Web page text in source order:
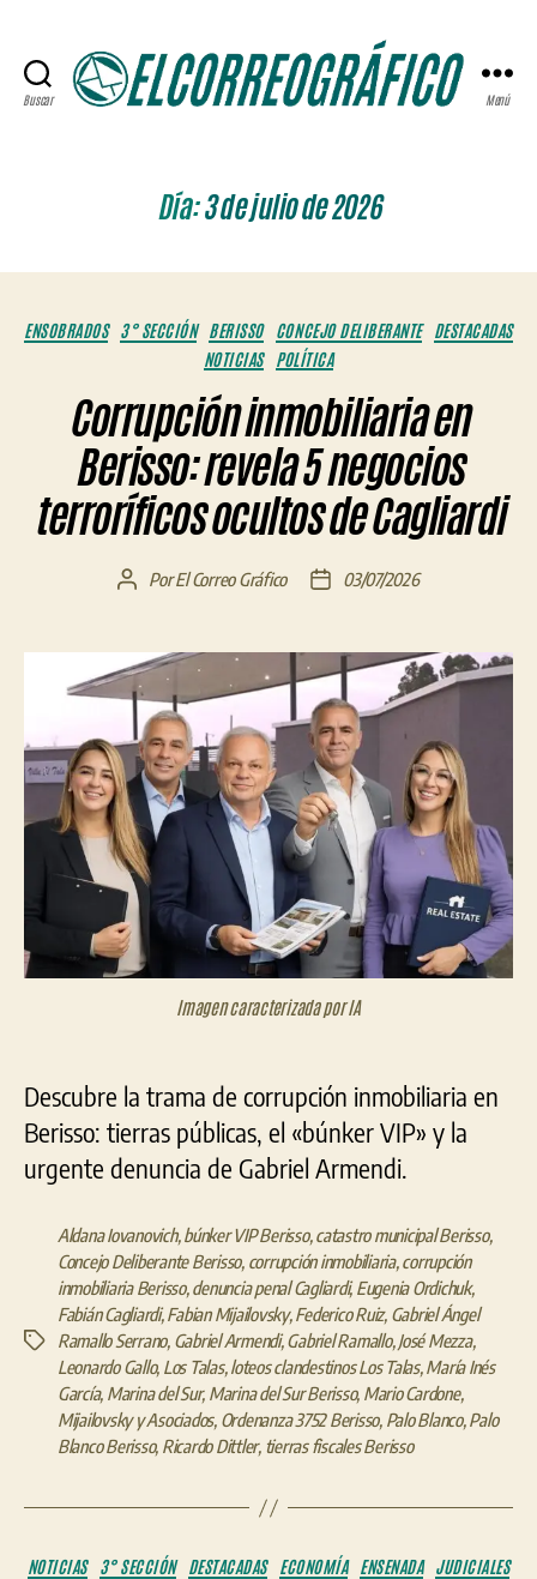
Buscar Menú
Día:3 de julio de 2026
Categorías
ENSOBRADOS 3° SECCIÓN BERISSO CONCEJO DELIBERANTE
DESTACADAS
NOTICIAS
POLÍTICA
Corrupción inmobiliaria en
Berisso: revela 5 negocios
terroríficos ocultos de Cagliardi
Autor
entrada
PorEl Correo Gráfico
Fecha
entrada
03/07/2026
Imagen caracterizada por IA
Descubre la trama de corrupción inmobiliaria en
Berisso: tierras públicas, el «búnker VIP» y la
urgente denuncia de Gabriel Armendi.
Etiquetas
Aldana Iovanovich,búnker VIP Berisso,catastro municipal Berisso,
Concejo Deliberante Berisso, corrupción inmobiliaria,corrupción
inmobiliaria Berisso,denuncia penal Cagliardi, Eugenia Ordichuk,
Fabián Cagliardi,Fabian Mijailovsky,Federico Ruiz, Gabriel Ángel
Ramallo Serrano, Gabriel Armendi,Gabriel Ramallo,José Mezza,
Leonardo Gallo, Los Talas,loteos clandestinos Los Talas,María Inés
García, Marina del Sur, Marina del Sur Berisso, Mario Cardone,
Mijailovsky y Asociados, Ordenanza 3752 Berisso, Palo Blanco,Palo
Blanco Berisso, Ricardo Dittler, tierras fiscales Berisso
Categorías
NOTICIAS 3° SECCIÓN DESTACADAS ECONOMÍA ENSENADA JUDICIALES